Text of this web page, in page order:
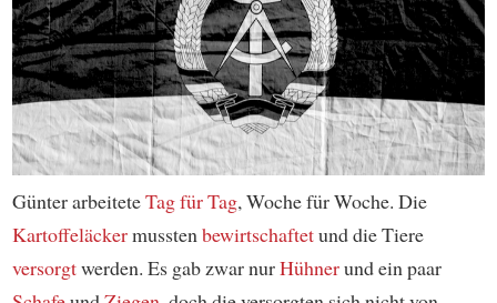
Günter arbeiteteTag für Tag, Woche für Woche. Die
Kartoffeläckermusstenbewirtschaftetund die Tiere
versorgtwerden. Es gab zwar nurHühnerund ein paar